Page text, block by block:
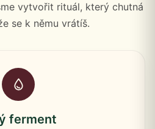
vytvořit rituál, který chutná
se k němu vrátíš.
ferment